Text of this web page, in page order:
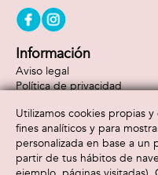
Información
Aviso legal
Política de privacidad
Formas de pago
Utilizamos cookies propias
fines analíticos y para
personalizada en base a un
partir de tus hábitos de